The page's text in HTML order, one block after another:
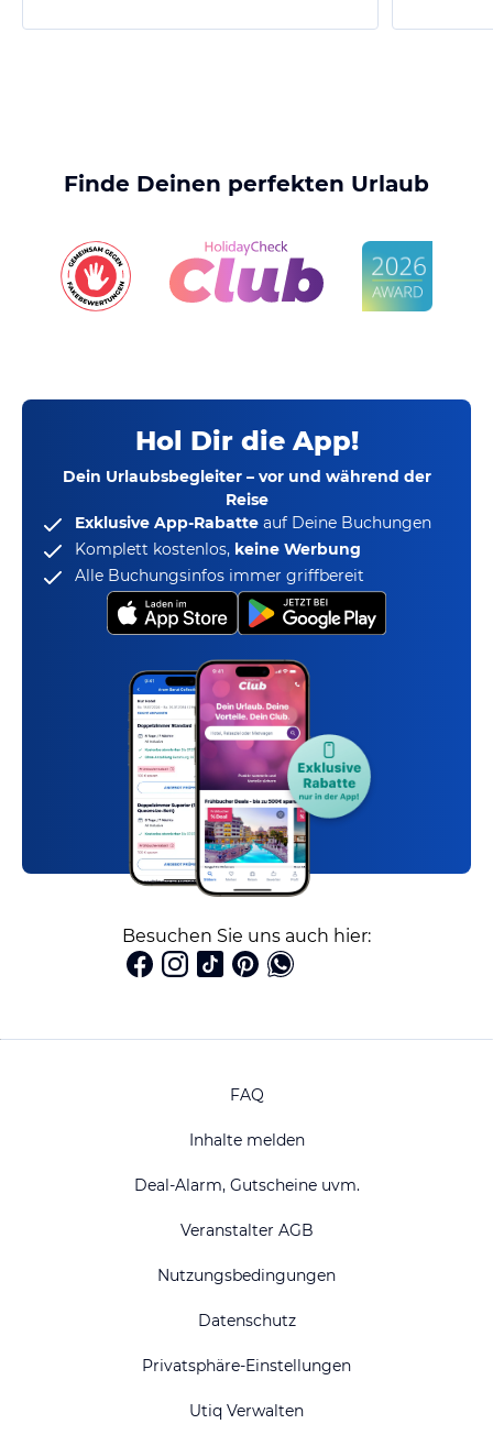
Finde Deinen perfekten Urlaub
Hol Dir die App!
Dein Urlaubsbegleiter – vor und während der
Reise
Exklusive App-Rabatte auf Deine Buchungen
Komplett kostenlos, keine Werbung
Alle Buchungsinfos immer griffbereit
Besuchen Sie uns auch hier:
FAQ
Inhalte melden
Deal-Alarm, Gutscheine uvm.
Veranstalter AGB
Nutzungsbedingungen
Datenschutz
Privatsphäre-Einstellungen
Utiq Verwalten